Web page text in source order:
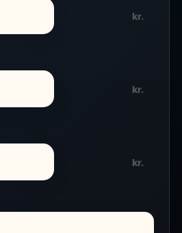
kr.
kr.
kr.